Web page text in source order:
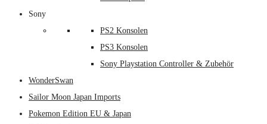
Sony
PS2 Konsolen
PS3 Konsolen
Sony Playstation Controller & Zubehör
WonderSwan
Sailor Moon Japan Imports
Pokemon Edition EU & Japan